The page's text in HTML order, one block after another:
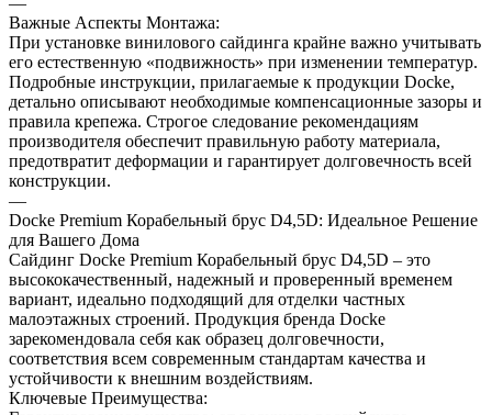
Важные Аспекты Монтажа:
При установке винилового сайдинга крайне важно учитывать
его естественную «подвижность» при изменении температур.
Подробные инструкции, прилагаемые к продукции Docke,
детально описывают необходимые компенсационные зазоры и
правила крепежа. Строгое следование рекомендациям
производителя обеспечит правильную работу материала,
предотвратит деформации и гарантирует долговечность всей
конструкции.
—
Docke Premium Корабельный брус D4,5D: Идеальное Решение
для Вашего Дома
Сайдинг Docke Premium Корабельный брус D4,5D – это
высококачественный, надежный и проверенный временем
вариант, идеально подходящий для отделки частных
малоэтажных строений. Продукция бренда Docke
зарекомендовала себя как образец долговечности,
соответствия всем современным стандартам качества и
устойчивости к внешним воздействиям.
Ключевые Преимущества: